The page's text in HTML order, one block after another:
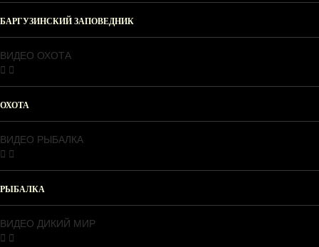
БАРГУЗИНСКИЙ ЗАПОВЕДНИК
ВИДЕО ОХОТА
ОХОТА
ВИДЕО РЫБАЛКА
РЫБАЛКА
ВИДЕО ДИКИЙ МИР